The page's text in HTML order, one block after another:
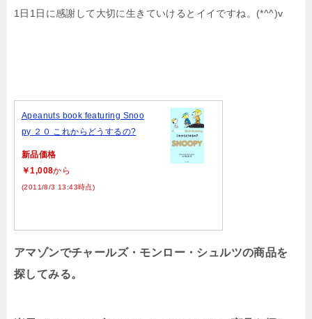
1日1日に感謝して大切に生きていけるとイイですね。(*^^)v
Apeanuts book featuring Snoo
py ２０ これからどうするの?
新品価格
￥1,008から
(2011/8/3 13:43時点)
アマゾンでチャールズ・モンロー・シュルツの商品を
探してみる。